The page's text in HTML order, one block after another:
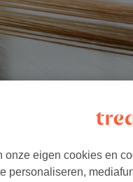
onze eigen cookies en
personaliseren,